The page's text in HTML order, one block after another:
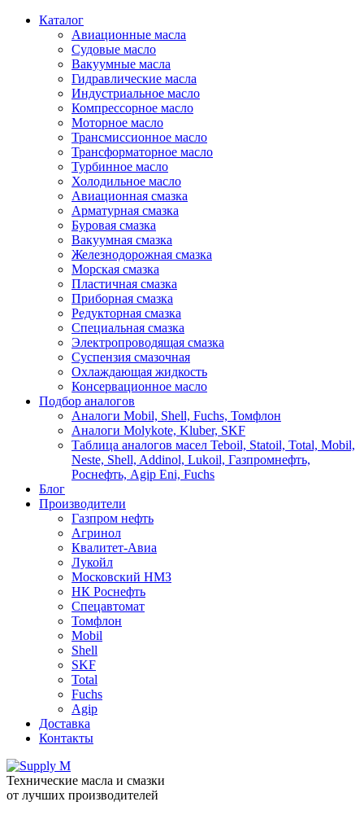
Каталог
Авиационные масла
Судовые масло
Вакуумные масла
Гидравлические масла
Индустриальное масло
Компрессорное масло
Моторное масло
Трансмиссионное масло
Трансформаторное масло
Турбинное масло
Холодильное масло
Авиационная смазка
Арматурная смазка
Буровая смазка
Вакуумная смазка
Железнодорожная смазка
Морская смазка
Пластичная смазка
Приборная смазка
Редукторная смазка
Специальная смазка
Электропроводящая смазка
Суспензия смазочная
Охлаждающая жидкость
Консервационное масло
Подбор аналогов
Аналоги Mobil, Shell, Fuchs, Томфлон
Аналоги Molykote, Kluber, SKF
Таблица аналогов масел Teboil, Statoil, Total, Mobil,
Neste, Shell, Addinol, Lukoil, Газпромнефть,
Роснефть, Agip Eni, Fuchs
Блог
Производители
Газпром нефть
Агринол
Квалитет-Авиа
Лукойл
Московский НМЗ
НК Роснефть
Спецавтомат
Томфлон
Mobil
Shell
SKF
Total
Fuchs
Agip
Доставка
Контакты
Технические масла и смазки
от лучших производителей